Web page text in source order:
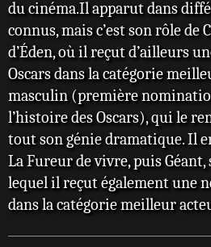
du cinéma.Il apparut dans
connus, mais c’est son rôle de
d’Éden, où il reçut d’ailleurs
Oscars dans la catégorie
masculin (première
l’histoire des Oscars), qui le
tout son génie dramatique. Il
La Fureur de vivre, puis
lequel il reçut également une
dans la catégorie meilleur